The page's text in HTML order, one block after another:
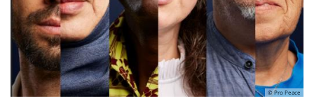
© Pro Peace